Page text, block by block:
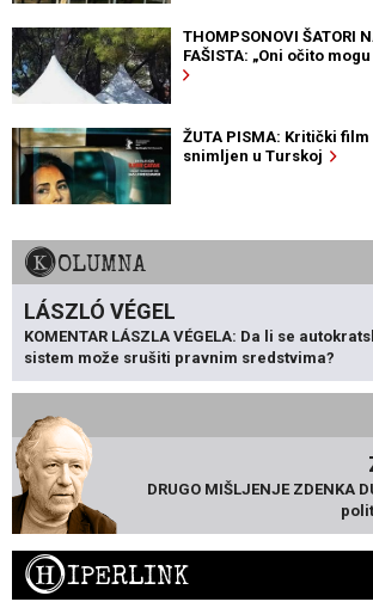
THOMPSONOVI ŠATORI
FAŠISTA: „Oni očito
ŽUTA PISMA: Kritički
snimljen u Turskoj
KOLUMNA
LÁSZLÓ VÉGEL
KOMENTAR LÁSZLA VÉGELA: Da li se
sistem može srušiti pravnim sredstvima?
DRUGO MIŠLJENJE ZDENKA
HIPERLINK